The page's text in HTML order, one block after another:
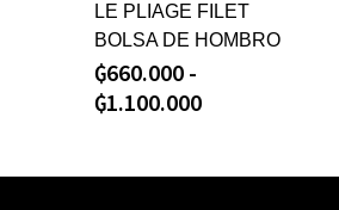
LE PLIAGE FILET
BOLSA DE HOMBRO
₲660.000 -
₲1.100.000